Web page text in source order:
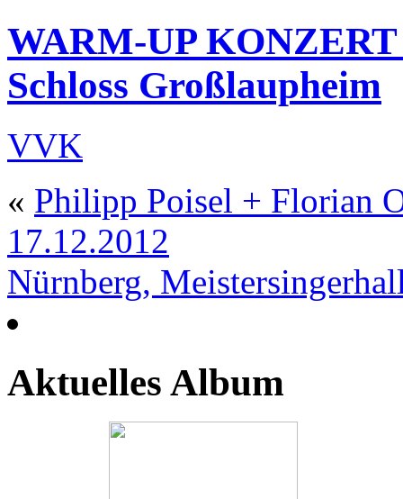
WARM-UP
Schloss Großlaupheim
VVK
« Philipp Poisel + Florian
17.12.2012
Nürnberg,
Aktuelles Album